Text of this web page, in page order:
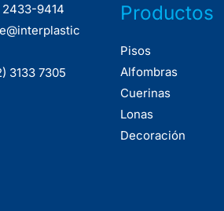
9414
3133 7305
Productos
Pisos
Alfombras
Cuerinas
Lonas
Decoración